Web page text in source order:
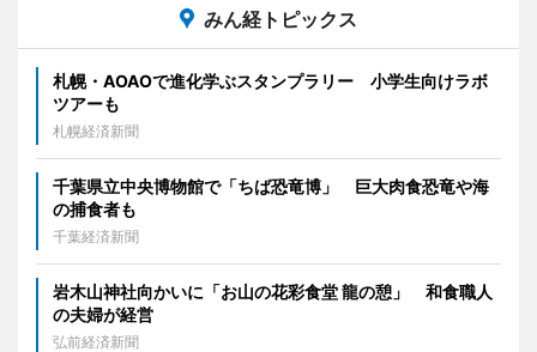
みん経トピックス
札幌・AOAOで進化学ぶスタンプラリー 小学生向けラボ
ツアーも
札幌経済新聞
千葉県立中央博物館で「ちば恐竜博」 巨大肉食恐竜や海
の捕食者も
千葉経済新聞
岩木山神社向かいに「お山の花彩食堂 龍の憩」 和食職人
の夫婦が経営
弘前経済新聞